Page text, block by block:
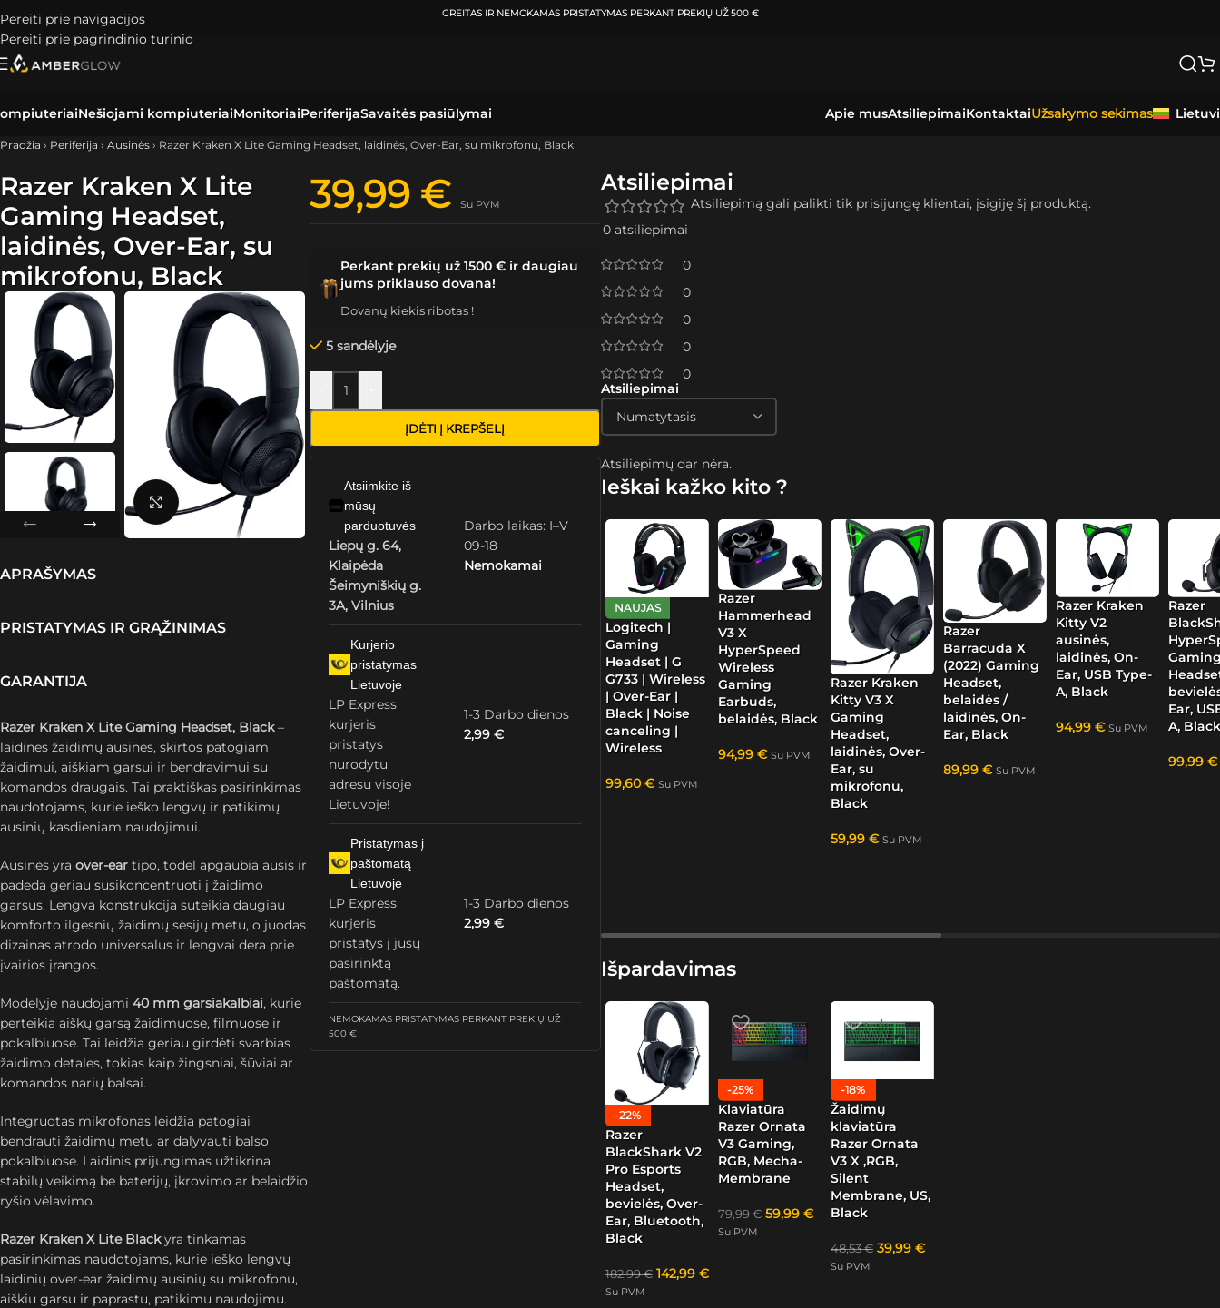
Pereiti prie navigacijos
Pereiti prie pagrindinio turinio
GREITAS IR NEMOKAMAS PRISTATYMAS PERKANT PREKIŲ UŽ 500 €
Nešiojami kompiuteriaiMonitoriaiPeriferijaSavaitės pasiūlymai Apie musAtsiliepimaiKontaktaiUžsakymo sekimas
Pradžia › Periferija › Ausinės › Razer Kraken X Lite Gaming Headset, laidinės, Over-Ear, su mikrofonu, Black
Razer Kraken X Lite
Gaming Headset,
laidinės, Over-Ear, su
mikrofonu, Black
Spustelėkite, kad padidintumėte
APRAŠYMAS
PRISTATYMAS IR GRĄŽINIMAS
GARANTIJA
Razer Kraken X Lite Gaming Headset, Black–
laidinės žaidimų ausinės, skirtos patogiam
žaidimui, aiškiam garsui ir bendravimui su
komandos draugais. Tai praktiškas pasirinkimas
naudotojams, kurie ieško lengvų ir patikimų
ausinių kasdieniam naudojimui.
Ausinės yra over-ear tipo, todėl apgaubia ausis ir
padeda geriau susikoncentruoti į žaidimo
garsus. Lengva konstrukcija suteikia daugiau
komforto ilgesnių žaidimų sesijų metu, o juodas
dizainas atrodo universalus ir lengvai dera prie
įvairios įrangos.
Modelyje naudojami 40 mm garsiakalbiai, kurie
perteikia aiškų garsą žaidimuose, filmuose ir
pokalbiuose. Tai leidžia geriau girdėti svarbias
žaidimo detales, tokias kaip žingsniai, šūviai ar
komandos narių balsai.
Integruotas mikrofonas leidžia patogiai
bendrauti žaidimų metu ar dalyvauti balso
pokalbiuose. Laidinis prijungimas užtikrina
stabilų veikimą be baterijų, įkrovimo ar belaidžio
ryšio vėlavimo.
Razer Kraken X Lite Blackyra tinkamas
pasirinkimas naudotojams, kurie ieško lengvų
laidinių over-ear žaidimų ausinių su mikrofonu,
aiškiu garsu ir paprastu, patikimu naudojimu.
39,99 € Su PVM
Perkant prekių už 1500 € ir daugiau
jums priklauso dovana!
Dovanų kiekis ribotas !
5 sandėlyje
ĮDĖTI Į KREPŠELĮ
Atsiimkite iš
mūsų
parduotuvės
Liepų g. 64,
Klaipėda
Šeimyniškių g.
3A, Vilnius
Darbo laikas: I–V
09-18
Nemokamai
Kurjerio
pristatymas
Lietuvoje
LP Express
kurjeris
pristatys
nurodytu
adresu visoje
Lietuvoje!
1-3 Darbo dienos
2,99€
Pristatymas į
paštomatą
Lietuvoje
LP Express
kurjeris
pristatys į jūsų
pasirinktą
paštomatą.
1-3 Darbo dienos
2,99€
NEMOKAMAS PRISTATYMAS PERKANT PREKIŲ UŽ
500 €
Atsiliepimai
0 atsiliepimai
0
0
0
0
0
Atsiliepimai
Atsiliepimų dar nėra.
Atsiliepimą gali palikti tik prisijungę klientai, įsigiję šį produktą.
Ieškai kažko kito ?
NAUJAS
Logitech |
Gaming
Headset | G
G733 | Wireless
| Over-Ear |
Black | Noise
canceling |
Wireless
99,60 € Su PVM
Razer
Hammerhead
V3 X
HyperSpeed
Wireless
Gaming
Earbuds,
belaidės, Black
94,99 € Su PVM
Razer Kraken
Kitty V3 X
Gaming
Headset,
laidinės, Over-
Ear, su
mikrofonu,
Black
59,99 € Su PVM
Razer
Barracuda X
(2022) Gaming
Headset,
belaidės /
laidinės, On-
Ear, Black
89,99 € Su PVM
Razer Kraken
Kitty V2
ausinės,
laidinės, On-
Ear, USB Type-
A, Black
94,99 € Su PVM
Razer
Ear,
A, Black
99,99 €
Išpardavimas
-22%
Razer
BlackShark V2
Pro Esports
Headset,
bevielės, Over-
Ear, Bluetooth,
Black
182,99€ 142,99 €
Su PVM
-25%
Klaviatūra
Razer Ornata
V3 Gaming,
RGB, Mecha-
Membrane
79,99€ 59,99 €
Su PVM
-18%
Žaidimų
klaviatūra
Razer Ornata
V3 X ,RGB,
Silent
Membrane, US,
Black
48,53€ 39,99 €
Su PVM